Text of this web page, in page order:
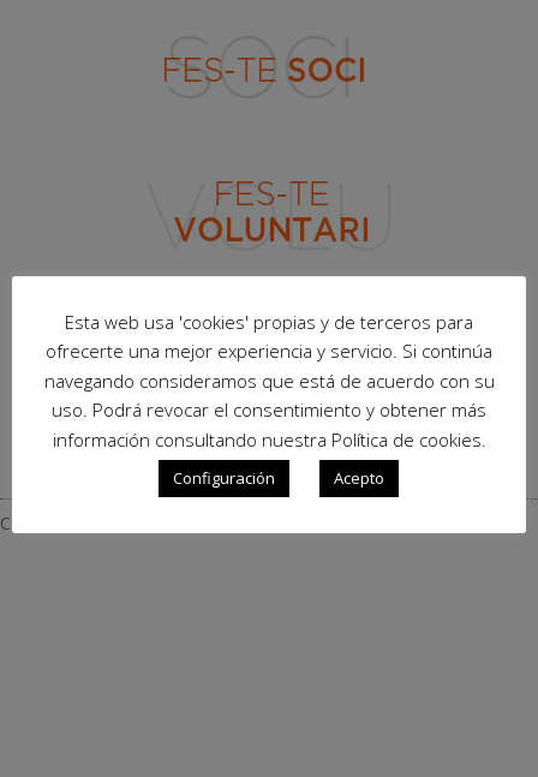
COLABORADORES – COL·LABORADORS
Esta web usa 'cookies' propias y de terceros para
ofrecerte una mejor experiencia y servicio. Si continúa
navegando consideramos que está de acuerdo con su
uso. Podrá revocar el consentimiento y obtener más
información consultando nuestra Política de cookies.
Configuración Acepto